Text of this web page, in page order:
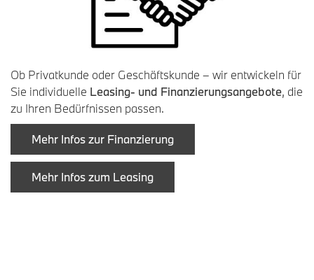
Ob Privatkunde oder Geschäftskunde – wir entwickeln für
Sie individuelle Leasing- und Finanzierungsangebote, die
zu Ihren Bedürfnissen passen.
Mehr Infos zur Finanzierung
Mehr Infos zum Leasing